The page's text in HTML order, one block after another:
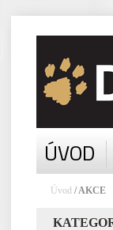
ÚVOD
Úvod / AKCE